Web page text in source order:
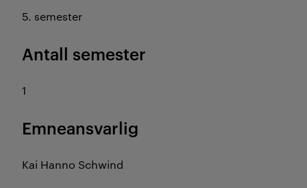
5. semester
Antall semester
1
Emneansvarlig
Kai Hanno Schwind